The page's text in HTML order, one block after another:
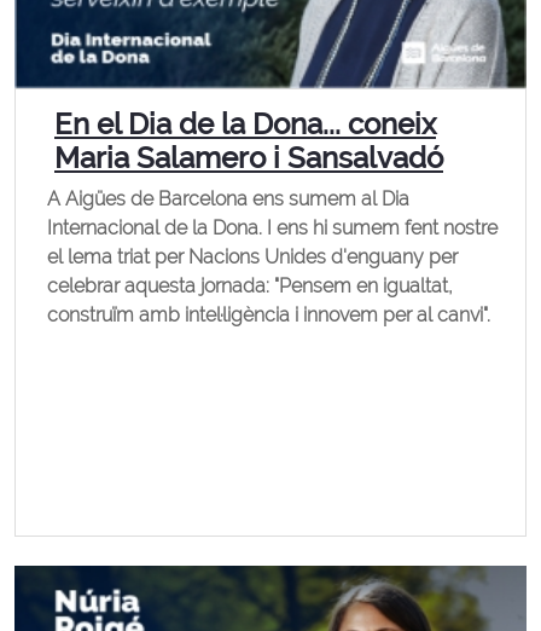
En el Dia de la Dona... coneix
Maria Salamero i Sansalvadó
A Aigües de Barcelona ens sumem al Dia
Internacional de la Dona. I ens hi sumem fent nostre
el lema triat per Nacions Unides d'enguany per
celebrar aquesta jornada: "Pensem en igualtat,
construïm amb intel·ligència i innovem per al canvi".